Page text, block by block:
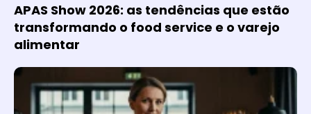
APAS Show 2026: as tendências que estão
transformando o food service e o varejo
alimentar